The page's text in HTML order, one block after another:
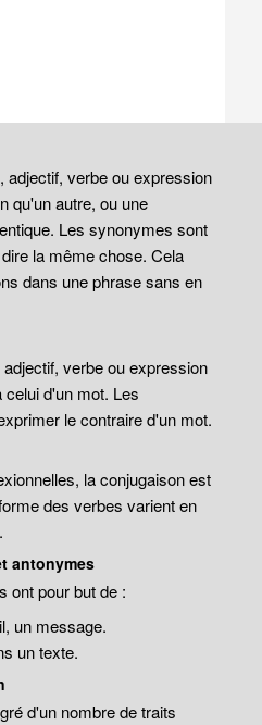
verbe ou expression
qu'un autre, ou une
Les synonymes sont
la même chose. Cela
dans une phrase sans en
verbe ou expression
d'un mot. Les
le contraire d'un mot.
la conjugaison est
des verbes varient en
antonymes
ont pour but de :
un message.
un texte.
d'un nombre de traits